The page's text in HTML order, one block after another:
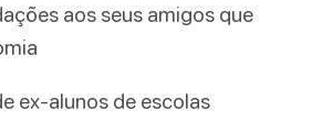
aos seus amigos que
ex-alunos de escolas